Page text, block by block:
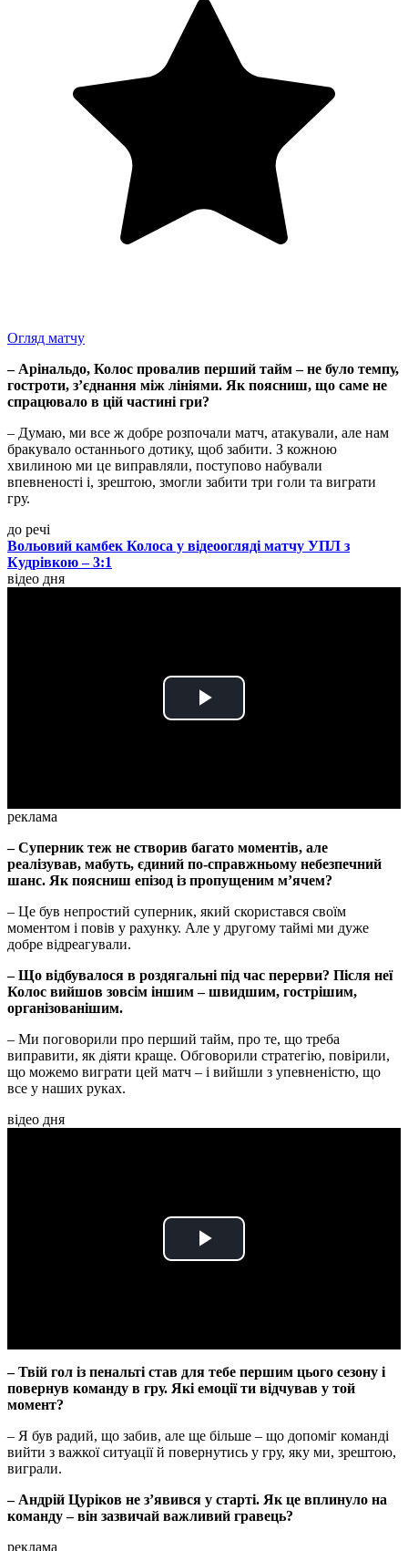
Огляд матчу
– Арінальдо, Колос провалив перший тайм – не було темпу,
гостроти, з’єднання між лініями. Як поясниш, що саме не
спрацювало в цій частині гри?
– Думаю, ми все ж добре розпочали матч, атакували, але нам
бракувало останнього дотику, щоб забити. З кожною
хвилиною ми це виправляли, поступово набували
впевненості і, зрештою, змогли забити три голи та виграти
гру.
до речі
Вольовий камбек Колоса у відеоогляді матчу УПЛ з
Кудрівкою – 3:1
відео дня
Play
реклама
– Суперник теж не створив багато моментів, але
реалізував, мабуть, єдиний по-справжньому небезпечний
шанс. Як поясниш епізод із пропущеним м’ячем?
– Це був непростий суперник, який скористався своїм
моментом і повів у рахунку. Але у другому таймі ми дуже
добре відреагували.
– Що відбувалося в роздягальні під час перерви? Після неї
Колос вийшов зовсім іншим – швидшим, гострішим,
організованішим.
– Ми поговорили про перший тайм, про те, що треба
виправити, як діяти краще. Обговорили стратегію, повірили,
що можемо виграти цей матч – і вийшли з упевненістю, що
все у наших руках.
відео дня
Play
– Твій гол із пенальті став для тебе першим цього сезону і
повернув команду в гру. Які емоції ти відчував у той
момент?
– Я був радий, що забив, але ще більше – що допоміг команді
вийти з важкої ситуації й повернутись у гру, яку ми, зрештою,
виграли.
– Андрій Цуріков не з’явився у старті. Як це вплинуло на
команду – він зазвичай важливий гравець?
реклама